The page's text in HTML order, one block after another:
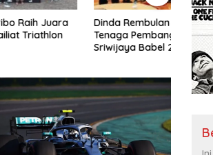
Dinda Rembulan Jabat Ketua
Tenaga Pembangunan
Sriwijaya Babel 2026-2031
ke